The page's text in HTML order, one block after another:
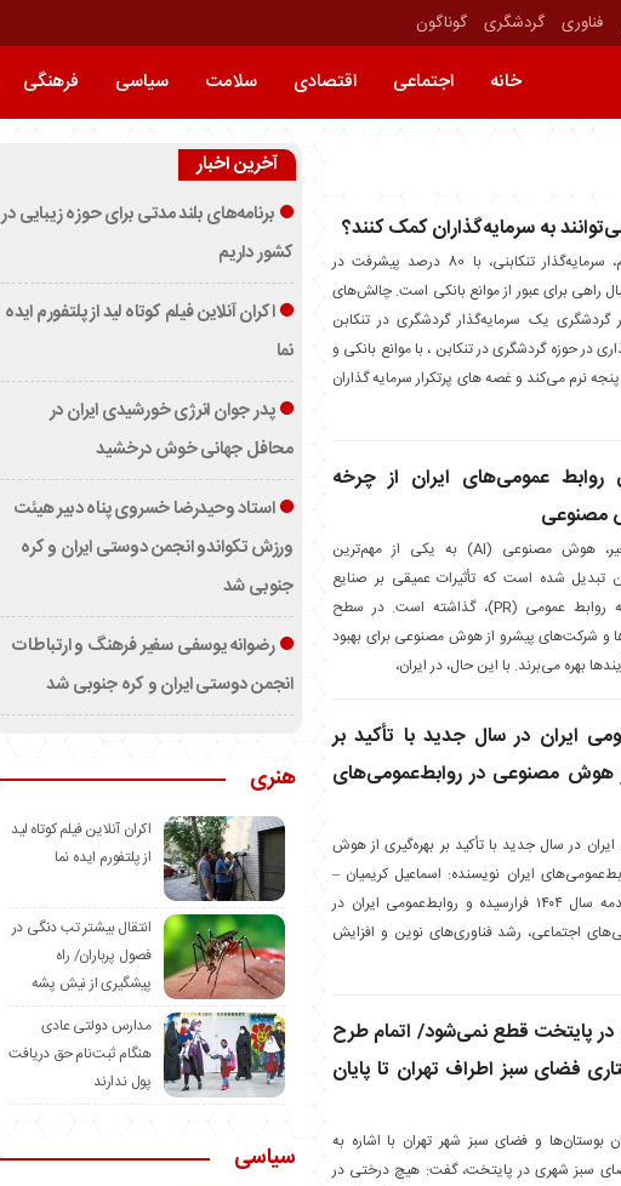
فناوری گردشگری گوناگون
خانه اجتماعی اقتصادی سلامت سیاسی فرهنگی
به سرمایه‌گذاران کمک کنند؟
غلامرضا محتشم، سرمایه‌گذار تنکابنی، با 80 درصد پیشرفت در
راهی برای عبور از موانع بانکی است. چالش‌های
گردشگری یک سرمایه‌گذار گردشگری در تنکابن
در حوزه گردشگری در تنکابن ، با موانع بانکی و
نرم می‌کند و غصه های پرتکرار سرمایه گذاران
روابط عمومی‌های ایران از چرخه
مصنوعی
در دهه‌های اخیر، هوش مصنوعی (AI) به یکی از مهم‌ترین
تبدیل شده است که تأثیرات عمیقی بر صنایع
مختلف، از جمله روابط عمومی (PR)، گذاشته است. در سطح
و شرکت‌های پیشرو از هوش مصنوعی برای بهبود
بهره می‌برند. با این حال، در ایران،
ایران در سال جدید با تأکید بر
هوش مصنوعی در روابط‌عمومی‌های
ایران در سال جدید با تأکید بر بهره‌گیری از هوش
ایران نویسنده: اسماعیل کریمیان –
مدیر مسئول رسانه روابط‌عمومی هوش مصنوعی ایران مقدمه سال ۱۴۰۴ فرارسیده و روابط‌عمومی ایران در
اجتماعی، رشد فناوری‌های نوین و افزایش
پایتخت قطع نمی‌شود/ اتمام طرح
فضای سبز اطراف تهران تا پایان
بوستان‌ها و فضای سبز شهر تهران با اشاره به
فضای سبز شهری در پایتخت، گفت: هیچ درختی در
آخرین اخبار
برنامه‌های بلند مدتی برای حوزه زیبایی در
کشور داریم
اکران آنلاین فیلم کوتاه لید از پلتفورم ایده
نما
پدر جوان انرژی خورشیدی ایران در
محافل جهانی خوش درخشید
استاد وحیدرضا خسروی پناه دبیر هیئت
ورزش تکواندو انجمن دوستی ایران و کره
جنوبی شد
رضوانه یوسفی سفیر فرهنگ و ارتباطات
انجمن دوستی ایران و کره جنوبی شد
هنری
اکران آنلاین فیلم کوتاه لید
از پلتفورم ایده نما
انتقال بیشتر تب دنگی در
فصول پرباران/ راه
پیشگیری از نیش پشه
مدارس دولتی عادی
هنگام ثبت‌نام حق دریافت
پول ندارند
سیاسی